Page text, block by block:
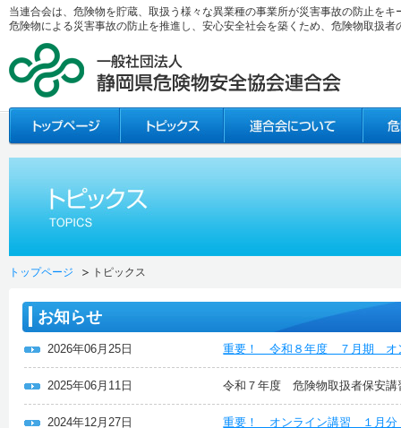
当連合会は、危険物を貯蔵、取扱う様々な異業種の事業所が災害事故の防止を
危険物による災害事故の防止を推進し、安心安全社会を築くため、危険物取扱
トップページ トピックス
お知らせ
2026年06月25日 重要！ 令和８年度 ７月期 オ
2025年06月11日 令和７年度 危険物取扱者保安
2024年12月27日 重要！ オンライン講習 １月分